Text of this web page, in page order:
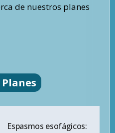
de nuestros planes
Espasmos esofágicos: